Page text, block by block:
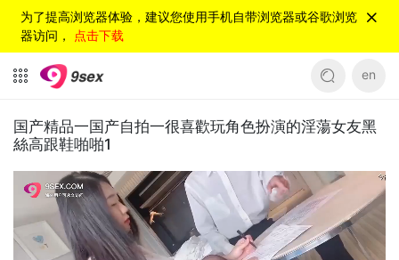
为了提高浏览器体验，建议您使用手机自带浏览器或谷歌浏览
器访问， 点击下载
en
国产精品一国产自拍一很喜歡玩角色扮演的淫蕩女友黑
絲高跟鞋啪啪1